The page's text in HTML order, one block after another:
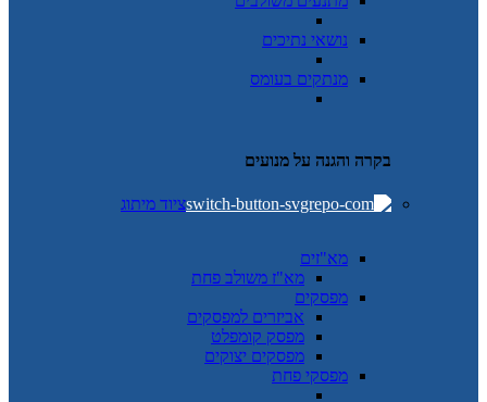
נושאי נתיכים
מנתקים בעומס
בקרה והגנה על מנועים
ציוד מיתוג
מא"זים
מא"ז משולב פחת
מפסקים
אביזרים למפסקים
מפסק קומפלט
מפסקים יצוקים
מפסקי פחת